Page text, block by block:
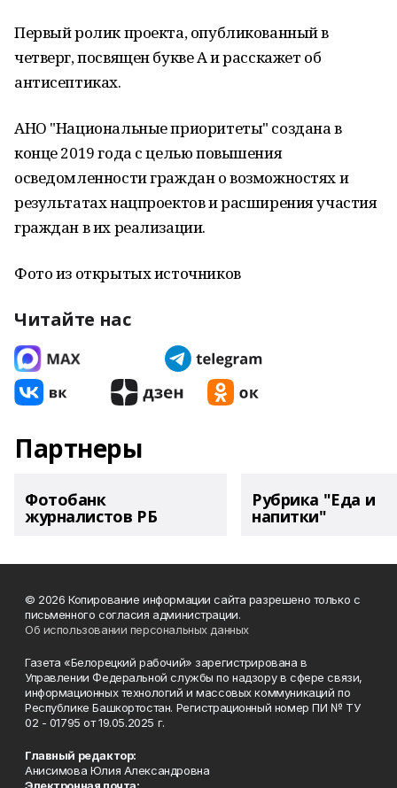
Первый ролик проекта, опубликованный в
четверг, посвящен букве А и расскажет об
антисептиках.
АНО "Национальные приоритеты" создана в
конце 2019 года с целью повышения
осведомленности граждан о возможностях и
результатах нацпроектов и расширения участия
граждан в их реализации.
Фото из открытых источников
Читайте нас
Партнеры
Фотобанк
журналистов РБ
Рубрика "Еда и
напитки"
© 2026 Копирование информации сайта разрешено только с
письменного согласия администрации.
Об использовании персональных данных
Газета «Белорецкий рабочий» зарегистрирована в
Управлении Федеральной службы по надзору в сфере связи,
информационных технологий и массовых коммуникаций по
Республике Башкортостан. Регистрационный номер ПИ № ТУ
02 - 01795 от 19.05.2025 г.
Главный редактор:
Анисимова Юлия Александровна